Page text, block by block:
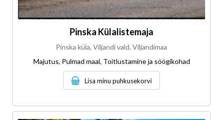
Pinska Külalistemaja
Pinska küla, Viljandi vald, Viljandimaa
Majutus, Pulmad maal, Toitlustamine ja söögikohad
Lisa minu puhkusekorvi